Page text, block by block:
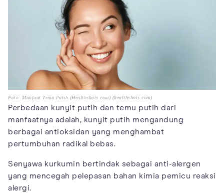
Foto: Manfaat Temu Putih (Healthshots.com) (healthshots.com)
Perbedaan kunyit putih dan temu putih dari
manfaatnya adalah, kunyit putih mengandung
berbagai antioksidan yang menghambat
pertumbuhan radikal bebas.
Senyawa kurkumin bertindak sebagai anti-alergen
yang mencegah pelepasan bahan kimia pemicu reaksi
alergi.